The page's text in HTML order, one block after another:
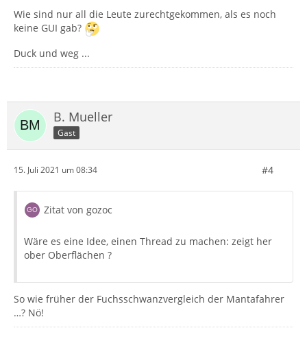
Wie sind nur all die Leute zurechtgekommen, als es noch
keine GUI gab?
Duck und weg ...
B. Mueller
Gast
15. Juli 2021 um 08:34 #4
Zitat von gozoc
Wäre es eine Idee, einen Thread zu machen: zeigt her
ober Oberflächen ?
So wie früher der Fuchsschwanzvergleich der Mantafahrer
…? Nö!